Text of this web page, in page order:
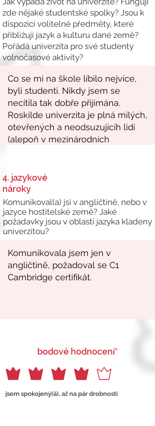
zde nějaké studentské spolky? Jsou k
dispozici volitelné předměty, které
přibližují jazyk a kulturu dané země?
Pořádá univerzita pro své studenty
volnočasové aktivity?
4. jazykové
nároky
Komunikoval(a) jsi v angličtině, nebo v
jazyce hostitelské země? Jaké
požadavky jsou v oblasti jazyka kladeny
univerzitou?
bodové hodnocení*
jsem spokojený(á), až na pár drobností